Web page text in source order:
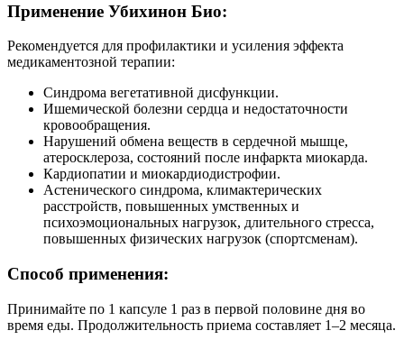
Применение Убихинон Био:
Рекомендуется для профилактики и усиления эффекта
медикаментозной терапии:
Синдрома вегетативной дисфункции.
Ишемической болезни сердца и недостаточности
кровообращения.
Нарушений обмена веществ в сердечной мышце,
атеросклероза, состояний после инфаркта миокарда.
Кардиопатии и миокардиодистрофии.
Астенического синдрома, климактерических
расстройств, повышенных умственных и
психоэмоциональных нагрузок, длительного стресса,
повышенных физических нагрузок (спортсменам).
Способ применения:
Принимайте по 1 капсуле 1 раз в первой половине дня во
время еды. Продолжительность приема составляет 1–2 месяца.